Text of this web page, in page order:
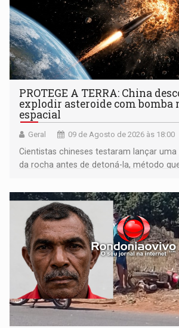
PROTEGE A TERRA: China
explodir asteroide com bomba
espacial
Geral 09 de Agosto de 2026 às 18:00
Cientistas chineses testaram lançar
da rocha antes de detoná-la, método